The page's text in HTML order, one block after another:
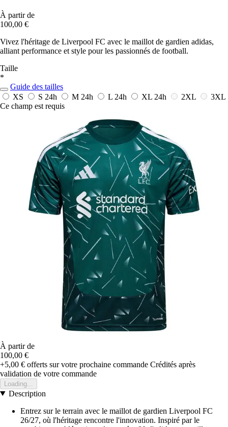
À partir de
100,00 €
Vivez l'héritage de Liverpool FC avec le maillot de gardien adidas,
alliant performance et style pour les passionnés de football.
Taille
*
Guide des tailles
XS
S 24h M 24h L 24h XL 24h 2XL
3XL
Ce champ est requis
À partir de
100,00 €
+5,00 € offerts sur votre prochaine commande Crédités après
validation de votre commande
Loading...
Description
Entrez sur le terrain avec le maillot de gardien Liverpool FC
26/27, où l'héritage rencontre l'innovation. Inspiré par le